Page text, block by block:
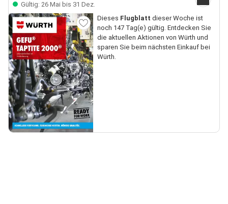
Gültig: 26 Mai bis 31 Dez.
Dieses Flugblatt dieser Woche ist
noch 147 Tag(e) gültig. Entdecken Sie
die aktuellen Aktionen von Würth und
sparen Sie beim nächsten Einkauf bei
Würth.